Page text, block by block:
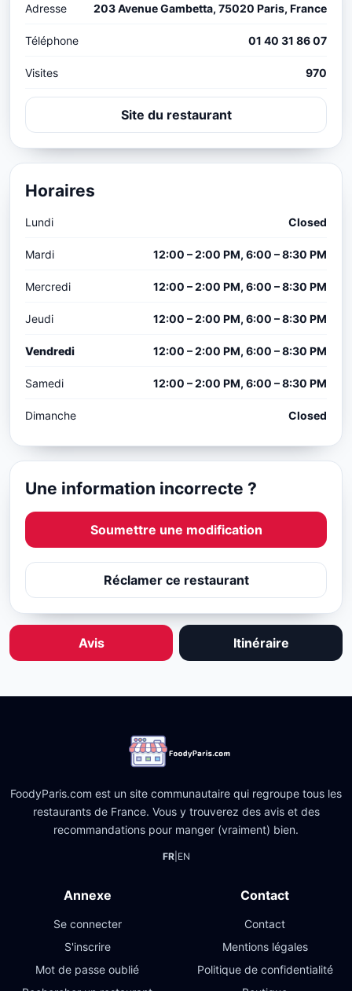
Adresse 203 Avenue Gambetta, 75020 Paris, France
Téléphone 01 40 31 86 07
Visites 970
Site du restaurant
Horaires
Lundi Closed
Mardi 12:00 – 2:00 PM, 6:00 – 8:30 PM
Mercredi 12:00 – 2:00 PM, 6:00 – 8:30 PM
Jeudi 12:00 – 2:00 PM, 6:00 – 8:30 PM
Vendredi 12:00 – 2:00 PM, 6:00 – 8:30 PM
Samedi 12:00 – 2:00 PM, 6:00 – 8:30 PM
Dimanche Closed
Une information incorrecte ?
Soumettre une modification
Réclamer ce restaurant
Avis Itinéraire
FoodyParis.com est un site communautaire qui regroupe tous les
restaurants de France. Vous y trouverez des avis et des
recommandations pour manger (vraiment) bien.
FR| EN
Annexe
Se connecter
S'inscrire
Mot de passe oublié
Contact
Contact
Mentions légales
Politique de confidentialité